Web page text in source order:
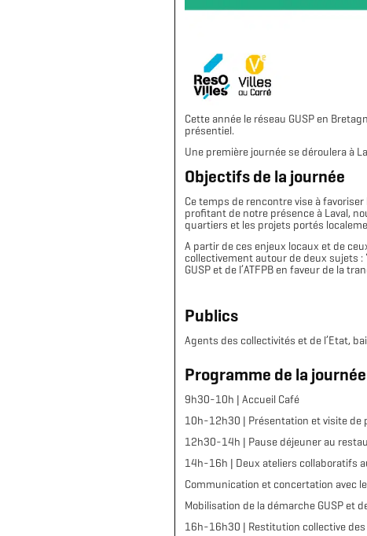
Cette année le réseau GUSP en
présentiel.
Une première journée se déroulera à
Objectifs de la journée
Ce temps de rencontre vise à
profitant de notre présence à Laval,
quartiers et les projets portés
A partir de ces enjeux locaux et de
collectivement autour de deux sujets
GUSP et de l’ATFPB en faveur de la
Publics
Agents des collectivités et de l’Etat,
Programme de la journée
9h30-10h | Accueil Café
10h-12h30 | Présentation et visite de
12h30-14h | Pause déjeuner au
14h-16h | Deux ateliers collaboratifs
Communication et concertation avec
Mobilisation de la démarche GUSP et
16h-16h30 | Restitution collective